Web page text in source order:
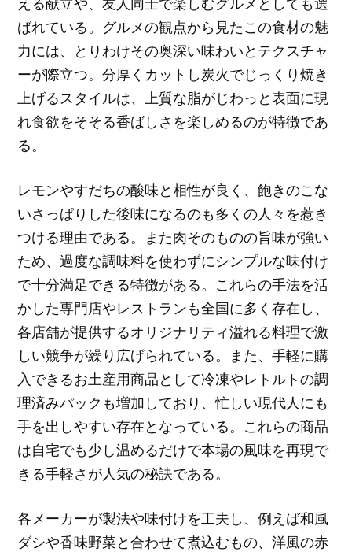
ばれている。グルメの観点から見たこの食材の魅
力には、とりわけその奥深い味わいとテクスチャ
ーが際立つ。分厚くカットし炭火でじっくり焼き
上げるスタイルは、上質な脂がじわっと表面に現
れ食欲をそそる香ばしさを楽しめるのが特徴であ
る。
レモンやすだちの酸味と相性が良く、飽きのこな
いさっぱりした後味になるのも多くの人々を惹き
つける理由である。また肉そのものの旨味が強い
ため、過度な調味料を使わずにシンプルな味付け
で十分満足できる特徴がある。これらの手法を活
かした専門店やレストランも全国に多く存在し、
各店舗が提供するオリジナリティ溢れる料理で激
しい競争が繰り広げられている。また、手軽に購
入できるお土産用商品として冷凍やレトルトの調
理済みパックも増加しており、忙しい現代人にも
手を出しやすい存在となっている。これらの商品
は自宅でも少し温めるだけで本場の風味を再現で
きる手軽さが人気の秘訣である。
各メーカーが製法や味付けを工夫し、例えば和風
ダシや香味野菜と合わせて煮込むもの、洋風の赤